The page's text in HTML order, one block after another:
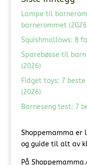
Lampe til
barnerommet
Squishmallows: 8
Sparebøsse til
(2026)
Fidget toys: 7
(2026)
Barneseng test: 7
Shoppemamma er
og guide til alt av
På